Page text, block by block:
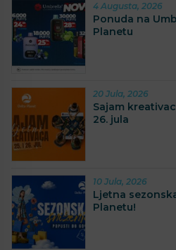
4 Augusta, 2026
Ponuda na
Planetu
20 Jula, 2026
Sajam
26. jula
10 Jula, 2026
Ljetna
Planetu!